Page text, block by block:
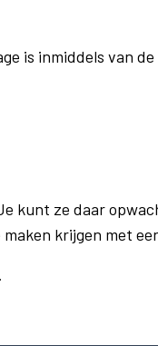
is inmiddels van
kunt ze daar
krijgen met